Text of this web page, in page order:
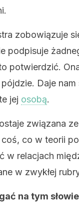
zobowiązuje
podpisuje
potwierdzić.
Daje nam
jej osobą.
związana
coś, co w teorii
w relacjach
w zwykłej
na tym